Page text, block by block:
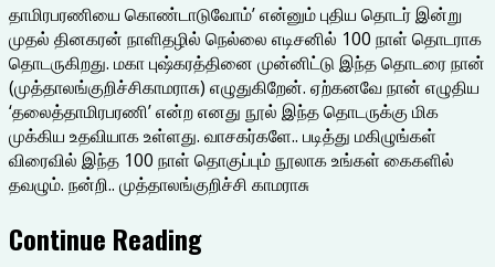
தாமிரபரணியை கொண்டாடுவோம்’ என்னும் புதிய தொடர் இன்று
முதல் தினகரன் நாளிதழில் நெல்லை எடிசனில் 100 நாள் தொடராக
தொடருகிறது. மகா புஷ்கரத்தினை முன்னிட்டு இந்த தொடரை நான்
(முத்தாலங்குறிச்சிகாமராசு) எழுதுகிறேன். ஏற்கனவே நான் எழுதிய
‘தலைத்தாமிரபரணி’ என்ற எனது நூல் இந்த தொடருக்கு மிக
முக்கிய உதவியாக உள்ளது. வாசகர்களே.. படித்து மகிழுங்கள்
விரைவில் இந்த 100 நாள் தொகுப்பும் நூலாக உங்கள் கைகளில்
தவழும். நன்றி.. முத்தாலங்குறிச்சி காமராசு
Continue Reading